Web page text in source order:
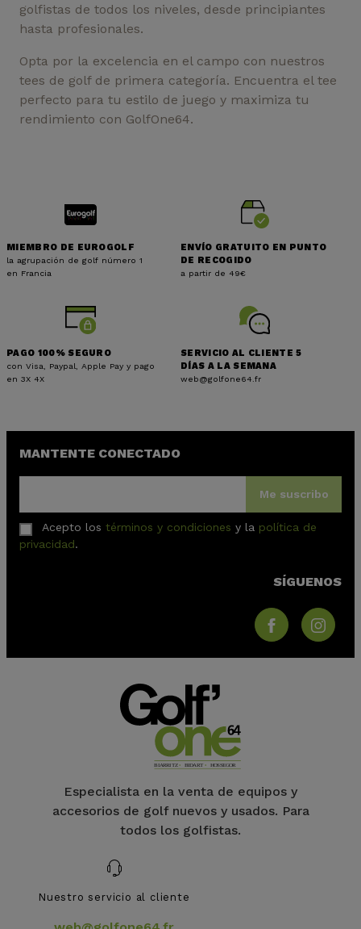
golfistas de todos los niveles, desde principiantes
hasta profesionales.
Opta por la excelencia en el campo con nuestros
tees de golf de primera categoría. Encuentra el tee
perfecto para tu estilo de juego y maximiza tu
rendimiento con GolfOne64.
MIEMBRO DE EUROGOLF
la agrupación de golf número 1
en Francia
ENVÍO GRATUITO EN PUNTO
DE RECOGIDO
a partir de 49€
PAGO 100% SEGURO
con Visa, Paypal, Apple Pay y pago
en 3X 4X
SERVICIO AL CLIENTE 5
DÍAS A LA SEMANA
web@golfone64.fr
MANTENTE CONECTADO
Me suscribo
Acepto los términos y condiciones y la política de
privacidad.
SÍGUENOS
Especialista en la venta de equipos y
accesorios de golf nuevos y usados. Para
todos los golfistas.
Nuestro servicio al cliente